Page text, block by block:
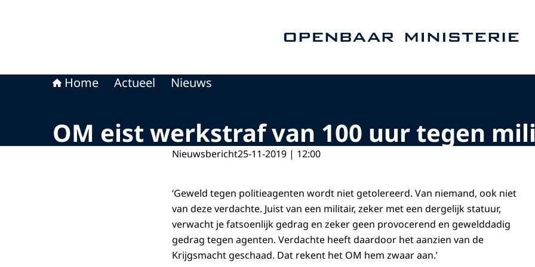
Home Actueel Nieuws
OM eist werkstraf van 100 uur tegen
Nieuwsbericht25-11-2019 | 12:00
‘Geweld tegen politieagenten wordt niet getolereerd. Van niemand, ook niet
van deze verdachte. Juist van een militair, zeker met een dergelijk statuur,
verwacht je fatsoenlijk gedrag en zeker geen provocerend en gewelddadig
gedrag tegen agenten. Verdachte heeft daardoor het aanzien van de
Krijgsmacht geschaad. Dat rekent het OM hem zwaar aan.’